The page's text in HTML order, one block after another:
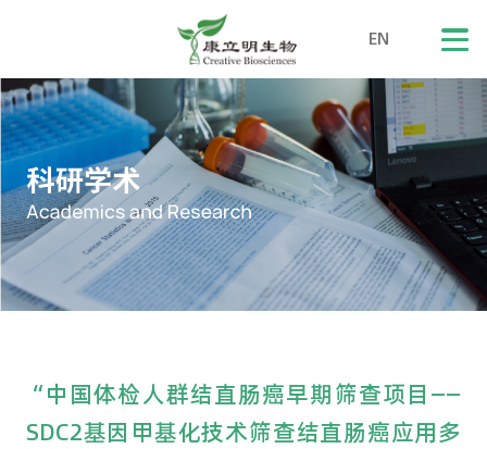
EN
“中国体检人群结直肠癌早期筛查项目——
SDC2基因甲基化技术筛查结直肠癌应用多